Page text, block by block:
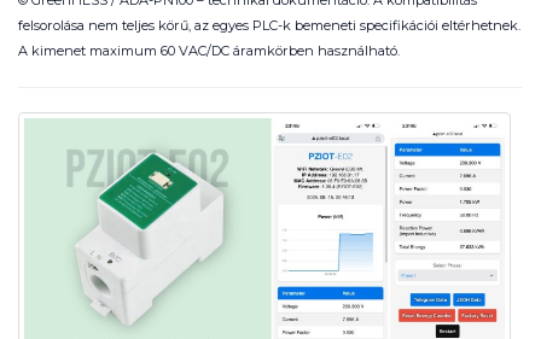
felsorolása nem teljes körű, az egyes PLC-k bemeneti specifikációi eltérhetnek.
A kimenet maximum 60 VAC/DC áramkörben használható.